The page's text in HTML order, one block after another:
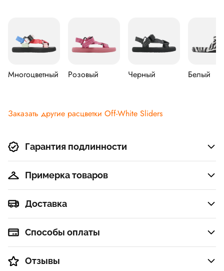
Многоцветный Розовый Черный Белый
Заказать другие расцветки Off-White Sliders
Гарантия подлинности
Примерка товаров
Доставка
Способы оплаты
Отзывы